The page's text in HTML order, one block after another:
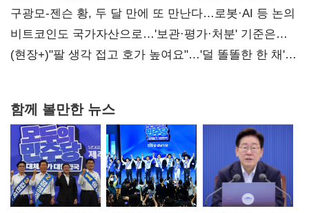
사과부터"
구광모-젠슨 황, 두 달 만에 또 만난다…로봇·AI 등 논의
비트코인도 국가자산으로…'보관·평가·처분' 기준은
숙제
(현장+)"팔 생각 접고 호가 높여요"…'덜 똘똘한 한 채'
함께 볼만한 뉴스